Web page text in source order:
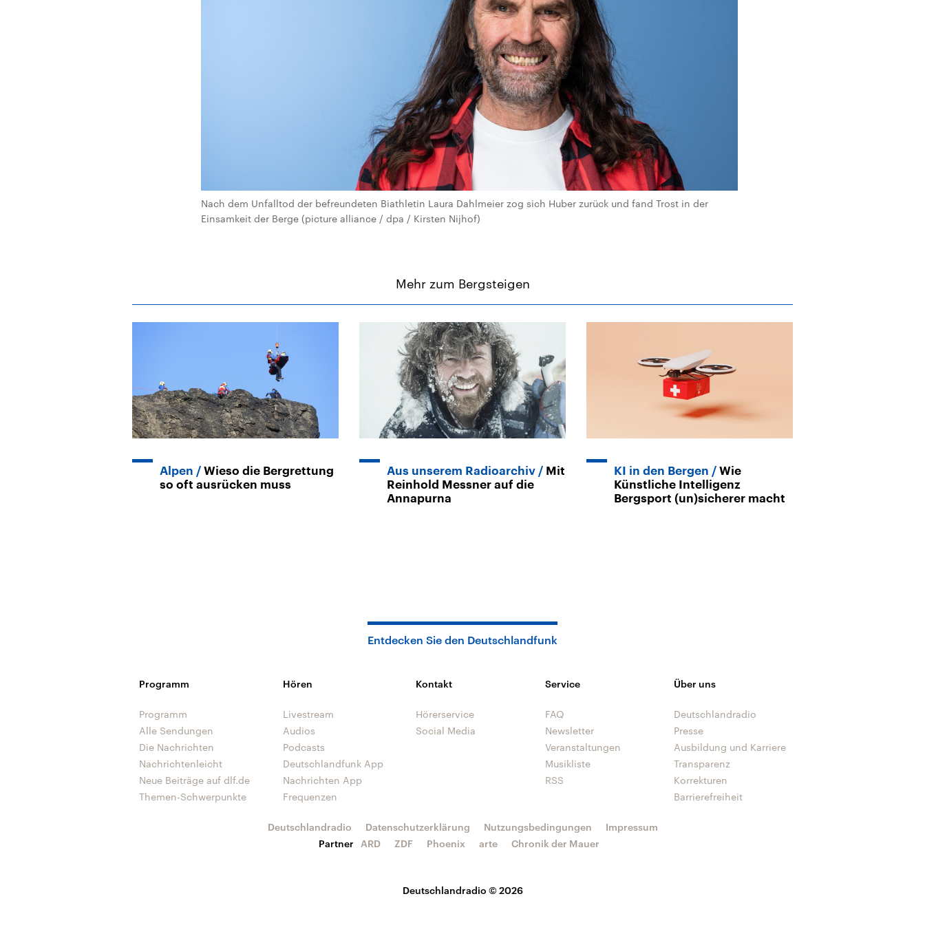
Nach dem Unfalltod der befreundeten Biathletin Laura Dahlmeier zog sich Huber zurück und fand Trost in der
Einsamkeit der Berge (picture alliance / dpa / Kirsten Nijhof)
Mehr zum Bergsteigen
Alpen
Wieso die Bergrettung
so oft ausrücken muss
Aus unserem Radioarchiv
Mit
Reinhold Messner auf die
Annapurna
KI in den Bergen
Wie
Künstliche Intelligenz
Bergsport (un)sicherer macht
Entdecken Sie den Deutschlandfunk
Programm
Programm
Alle Sendungen
Die Nachrichten
Nachrichtenleicht
Neue Beiträge auf dlf.de
Themen-Schwerpunkte
Hören
Livestream
Audios
Podcasts
Deutschlandfunk App
Nachrichten App
Frequenzen
Kontakt
Hörerservice
Social Media
Service
FAQ
Newsletter
Veranstaltungen
Musikliste
RSS
Über uns
Deutschlandradio
Presse
Ausbildung und Karriere
Transparenz
Korrekturen
Barrierefreiheit
Deutschlandradio © 2026
Deutschlandradio Datenschutzerklärung Nutzungsbedingungen
Impressum
Partner
ARD ZDF Phoenix arte Chronik der Mauer